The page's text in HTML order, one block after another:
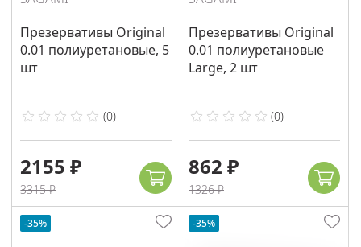
Презервативы Original
0.01 полиуретановые, 5
шт
(0)
2155 ₽
3315 ₽
Презервативы Original
0.01 полиуретановые
Large, 2 шт
(0)
862 ₽
1326 ₽
-35% -35%